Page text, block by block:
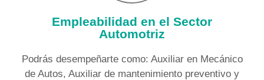
Empleabilidad en el Sector
Automotriz
Podrás desempeñarte como: Auxiliar en Mecánico
de Autos, Auxiliar de mantenimiento preventivo y